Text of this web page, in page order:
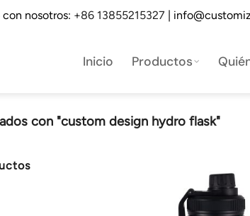
nosotros: +86 13855215327 |
Inicio Productos
con "custom design hydro flask"